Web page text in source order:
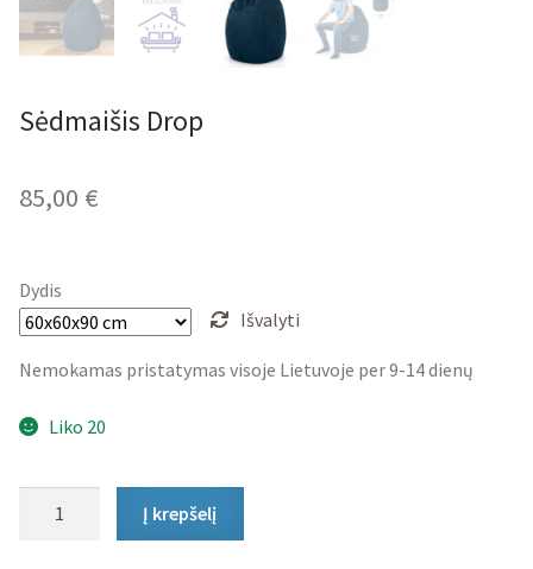
Sėdmaišis Drop
85,00 €
Dydis
Išvalyti
Nemokamas pristatymas visoje Lietuvoje per 9-14 dienų
Liko 20
Į krepšelį